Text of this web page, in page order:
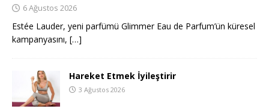
6 Ağustos 2026
Estée Lauder, yeni parfümü Glimmer Eau de Parfum’ün küresel
kampanyasını, […]
Hareket Etmek İyileştirir
3 Ağustos 2026